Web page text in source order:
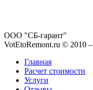
ООО "СБ-гарант"
VotEtoRemont.ru © 2010 –
Главная
Расчет стоимости
Услуги